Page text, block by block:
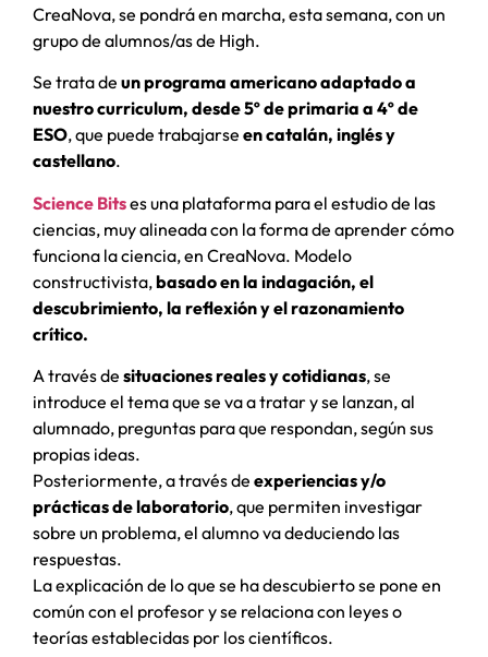
CreaNova, se pondrá en marcha, esta semana, con un
grupo de alumnos/as de High.
Se trata de un programa americano adaptado a
nuestro curriculum, desde 5º de primaria a 4º de
ESO, que puede trabajarse en catalán, inglés y
castellano.
Science Bitses una plataforma para el estudio de las
ciencias, muy alineada con la forma de aprender cómo
funciona la ciencia, en CreaNova. Modelo
constructivista,basado en la indagación, el
descubrimiento, la reflexión y el razonamiento
crítico.
A través de situaciones reales y cotidianas, se
introduce el tema que se va a tratar y se lanzan, al
alumnado, preguntas para que respondan, según sus
propias ideas.
Posteriormente, a través de experiencias y/o
prácticas de laboratorio, que permiten investigar
sobre un problema, el alumno va deduciendo las
respuestas.
La explicación de lo que se ha descubierto se pone en
común con el profesor y se relaciona con leyes o
teorías establecidas por los científicos.